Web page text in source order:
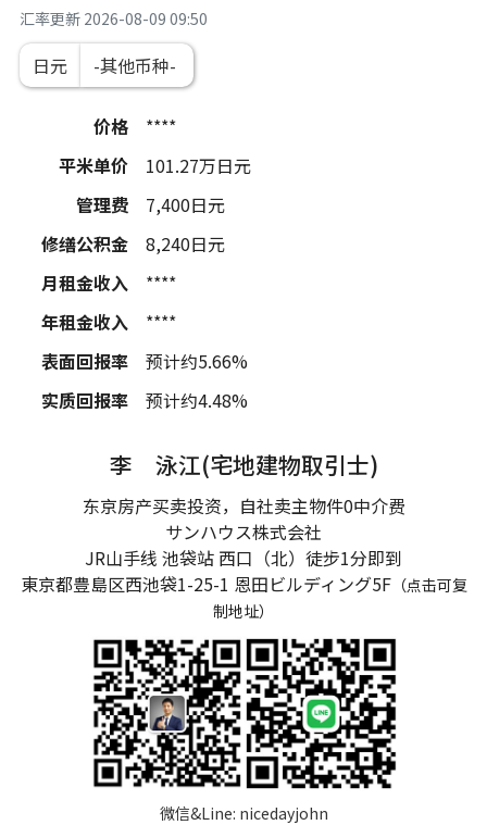
汇率更新 2026-08-09 09:50
日元
价格
****
平米单价
101.27万日元
管理费
7,400日元
修缮公积金
8,240日元
月租金收入
****
年租金收入
****
表面回报率
预计约5.66%
实质回报率
预计约4.48%
李 泳江(宅地建物取引士)
东京房产买卖投资，自社卖主物件0中介费
サンハウス株式会社
JR山手线 池袋站 西口（北）徒步1分即到
東京都豊島区西池袋1-25-1 恩田ビルディング5F（点击可复
制地址）
微信&Line: nicedayjohn